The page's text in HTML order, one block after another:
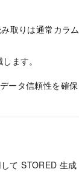
取りは通常カラム
ます。
ータ信頼性を確保
て STORED 生成